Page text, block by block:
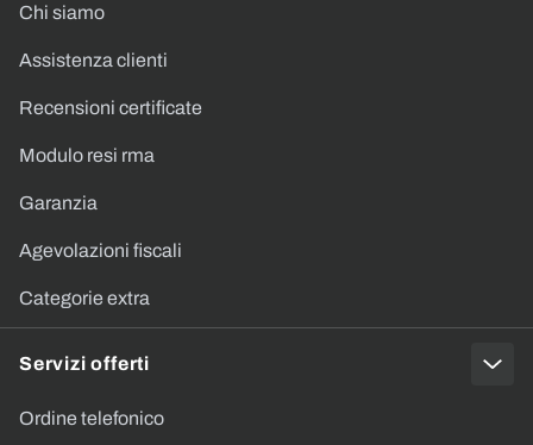
Chi siamo
Assistenza clienti
Recensioni certificate
Modulo resi rma
Garanzia
Agevolazioni fiscali
Categorie extra
Servizi offerti
Ordine telefonico